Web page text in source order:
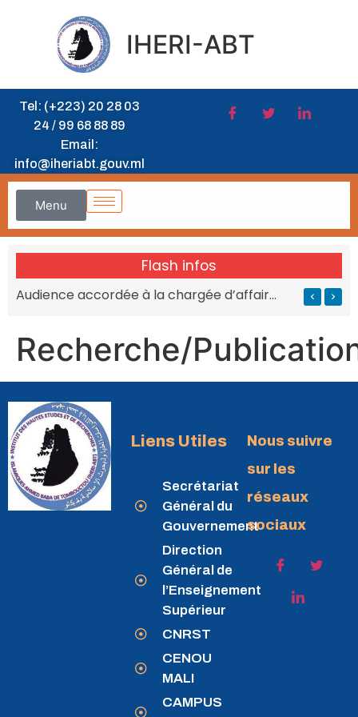
IHERI-ABT
Tel: (+223) 20 28 03
24 / 99 68 88 89
Email:
info@iheriabt.gouv.ml
Menu
Flash infos
Audience accordée à la chargée d’affaires de l’Afrique du Sud au MESRS du Mali
Recherche/
Liens Utiles
Secrétariat
Général du
Gouvernement
Direction
Général de
l’Enseignement
Supérieur
CNRST
CENOU
MALI
CAMPUS
Nous suivre
sur les
réseaux
sociaux